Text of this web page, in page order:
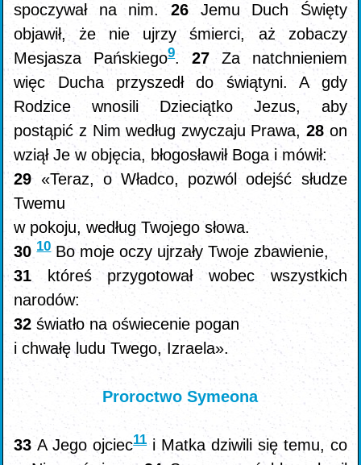
spoczywał na nim. 26 Jemu Duch Święty
objawił, że nie ujrzy śmierci, aż zobaczy
Mesjasza Pańskiego9. 27Za natchnieniem
więc Ducha przyszedł do świątyni. A gdy
Rodzice wnosili Dzieciątko Jezus, aby
postąpić z Nim według zwyczaju Prawa, 28 on
wziął Je w objęcia, błogosławił Boga i mówił:
29 «Teraz, o Władco, pozwól odejść słudze
Twemu
w pokoju, według Twojego słowa.
3010Bo moje oczy ujrzały Twoje zbawienie,
31
któreś przygotował wobec wszystkich
narodów:
32światło na oświecenie pogan
i chwałę ludu Twego, Izraela».
Proroctwo Symeona
33A Jego ojciec11i Matka dziwili się temu, co